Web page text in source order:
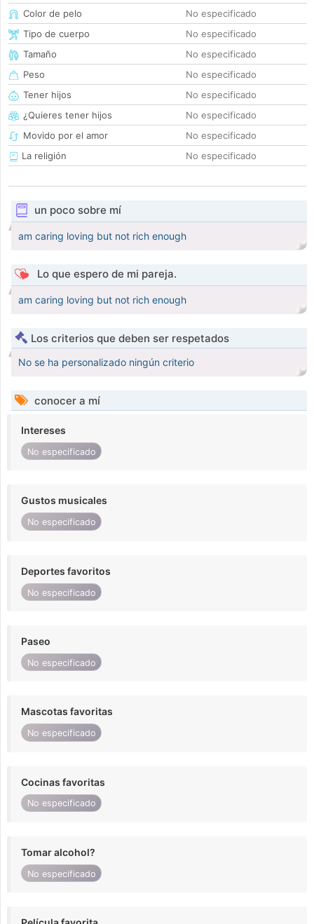
Color de pelo
No especificado
Tipo de cuerpo
No especificado
Tamaño
No especificado
Peso
No especificado
Tener hijos
No especificado
¿Quieres tener hijos
No especificado
Movido por el amor
No especificado
La religión
No especificado
un poco sobre mí
am caring loving but not rich enough
Lo que espero de mi pareja.
am caring loving but not rich enough
Los criterios que deben ser respetados
No se ha personalizado ningún criterio
conocer a mí
Intereses
No especificado
Gustos musicales
No especificado
Deportes favoritos
No especificado
Paseo
No especificado
Mascotas favoritas
No especificado
Cocinas favoritas
No especificado
Tomar alcohol?
No especificado